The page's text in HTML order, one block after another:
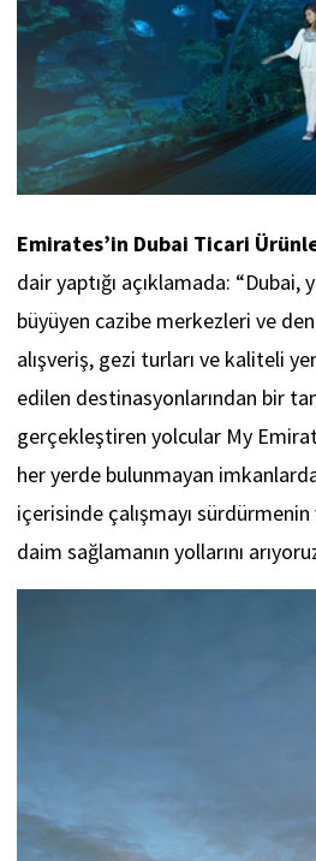
Emirates’in Dubai Ticari
dair yaptığı açıklamada: “Dubai,
büyüyen cazibe merkezleri ve
alışveriş, gezi turları ve kaliteli
edilen destinasyonlarından bir
gerçekleştiren yolcular My
her yerde bulunmayan
içerisinde çalışmayı
daim sağlamanın yollarını